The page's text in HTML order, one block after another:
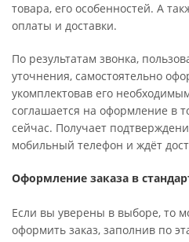
товара, его особенностей. А
оплаты и доставки.
По результатам звонка,
уточнения, самостоятельно
укомплектовав его
соглашается на оформление в
сейчас. Получает
мобильный телефон и ждёт
Оформление заказа в
Если вы уверены в выборе, то
оформить заказ, заполнив по